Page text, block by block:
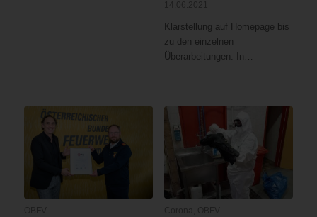
Klarstellung auf Homepage bis
zu den einzelnen
Überarbeitungen: In…